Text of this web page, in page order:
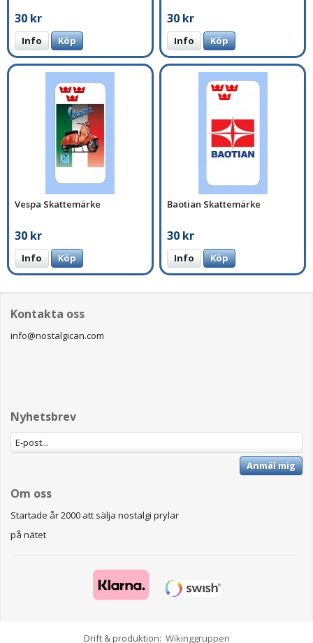
30 kr
Info Köp
30 kr
Info Köp
Vespa Skattemärke
30 kr
Info Köp
Baotian Skattemärke
30 kr
Info Köp
Kontakta oss
info@nostalgican.com
Nyhetsbrev
Anmäl mig
Om oss
Startade år 2000 att sälja nostalgi prylar
på nätet
Drift & produktion: Wikinggruppen